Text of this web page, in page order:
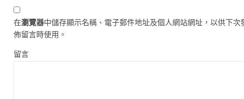
在瀏覽器中儲存顯示名稱、電子郵件地址及個人網站網址，以供下次
佈留言時使用。
留言